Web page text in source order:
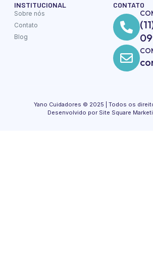
INSTITUCIONAL
Sobre nós
Contato
Blog
CONTATO
Yano Cuidadores © 2025 | Todos os
Desenvolvido por Site Square